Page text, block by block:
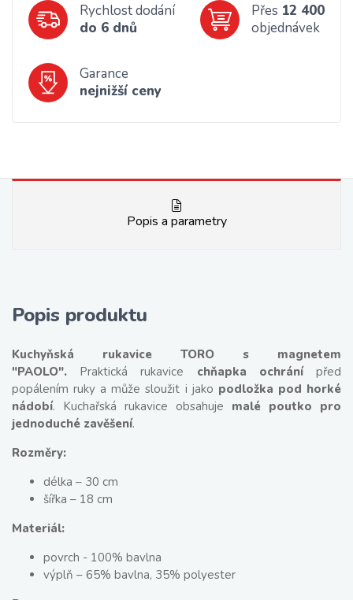
Rychlost dodání
do 6 dnů
Přes 12 400
objednávek
Garance
nejnižší ceny
Popis a parametry
Popis produktu
Kuchyňská rukavice TORO s magnetem
"PAOLO". Praktická rukavice chňapka ochránípřed
popálením ruky a může sloužit i jako podložka pod horké
nádobí. Kuchařská rukavice obsahuje malé poutko pro
jednoduché zavěšení.
Rozměry:
délka – 30 cm
šířka – 18 cm
Materiál:
povrch - 100% bavlna
výplň – 65% bavlna, 35% polyester